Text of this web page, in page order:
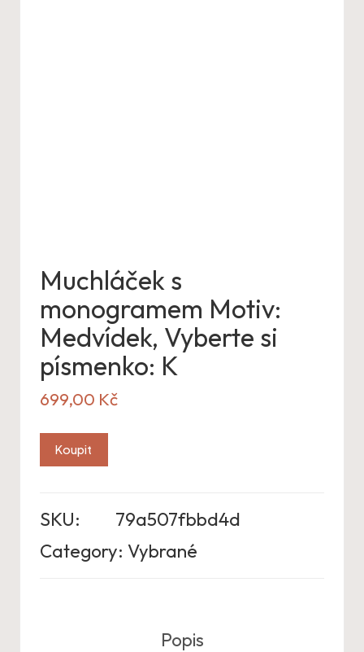
Muchláček s
monogramem Motiv:
Medvídek, Vyberte si
písmenko: K
699,00 Kč
Koupit
SKU:
79a507fbbd4d
Category: Vybrané
Popis